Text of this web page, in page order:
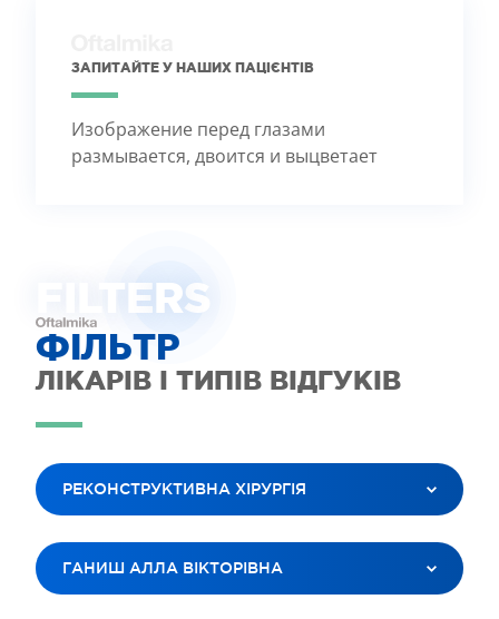
ЗАПИТАЙТЕ У НАШИХ ПАЦІЄНТІВ
Изображение перед глазами
размывается, двоится и выцветает
FILTERS
ФІЛЬТР
ЛІКАРІВ І ТИПІВ ВІДГУКІВ
РЕКОНСТРУКТИВНА ХІРУРГІЯ
ВСІ ПОСЛУГИ
ЛАЗЕРНА КОРЕКЦІЯ ЗОРУ
ГАНИШ АЛЛА ВІКТОРІВНА